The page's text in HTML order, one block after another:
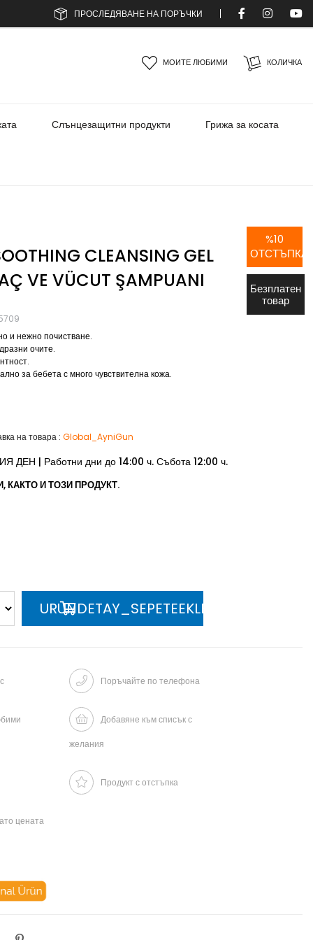
ПРОСЛЕДЯВАНЕ НА ПОРЪЧКИ
КОЛИЧКА
МОИТЕ ЛЮБИМИ
Слънцезащитни продукти Грижа за косата
CLEANSING GEL
VE VÜCUT ŞAMPUANI
и нежно почистване.
очите.
за бебета с много чувствителна кожа.
на товара : Global_AyniGun
| Работни дни до 14:00 ч. Събота 12:00 ч.
КАКТО И ТОЗИ ПРОДУКТ.
%10
ОТСТЪПКА
Безплатен
товар
Поръчайте по телефона
Добавяне към списък с
желания
Продукт с отстъпка
цената